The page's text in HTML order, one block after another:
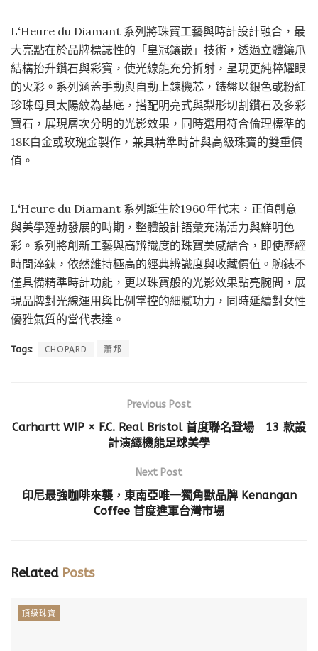
L‘Heure du Diamant 系列將珠寶工藝與時計設計融合，最
大亮點在於品牌標誌性的「皇冠鑲嵌」技術，透過立體鑲爪
結構抬升鑽石與彩寶，使光線能充分折射，呈現更純粹耀眼
的火彩。系列涵蓋手動與自動上鍊機芯，錶盤以銀色或粉紅
珍珠母貝太陽紋為基底，搭配明亮式與梨形切割鑽石及多彩
寶石，展現層次分明的光影效果，同時選用符合倫理標準的
18K白金或玫瑰金製作，兼具精準時計與高級珠寶的雙重價
值。
L‘Heure du Diamant 系列誕生於1960年代末，正值創意
與美學蓬勃發展的時期，整體設計語彙充滿活力與鮮明色
彩。系列將創新工藝與高辨識度的珠寶美感結合，即使歷經
時間淬鍊，依然維持極高的經典辨識度與收藏價值。腕錶不
僅具備精準時計功能，更以珠寶般的光影效果點亮腕間，展
現品牌對光線運用與比例掌控的細膩功力，同時延續對女性
優雅氣質的當代表達。
Tags: CHOPARD 蕭邦
Previous Post
Carhartt WIP × F.C. Real Bristol 首度聯名登場 13 款設
計演繹機能足球美學
Next Post
印尼最強咖啡來襲，東南亞唯一獨角獸品牌 Kenangan
Coffee 首度進軍台灣市場
RelatedPosts
頂級珠寶